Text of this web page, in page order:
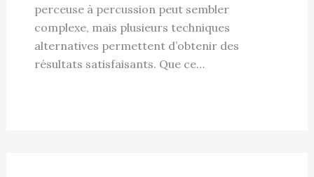
perceuse à percussion peut sembler
complexe, mais plusieurs techniques
alternatives permettent d’obtenir des
résultats satisfaisants. Que ce…